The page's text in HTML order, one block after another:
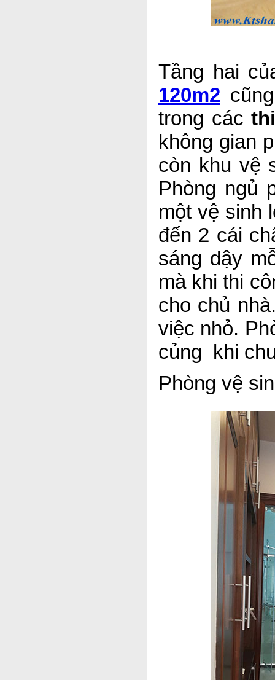
Tầng hai
120m2
trong các
không gian
còn khu vệ
Phòng ngủ
một vệ sinh
đến 2 cái
sáng dậy
mà khi thi
cho chủ
việc nhỏ.
củng khi
Phòng vệ